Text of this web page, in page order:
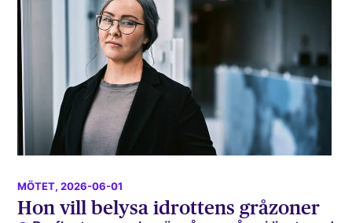
MÖTET, 2026-06-01
Hon vill belysa idrottens gråzoner